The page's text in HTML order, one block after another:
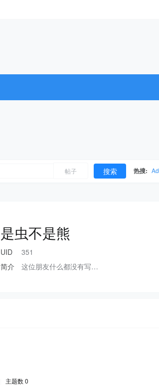
帖子 搜索 热搜:
是虫不是熊
UID
351
简介
这位朋友什么都没有写…
主题数 0